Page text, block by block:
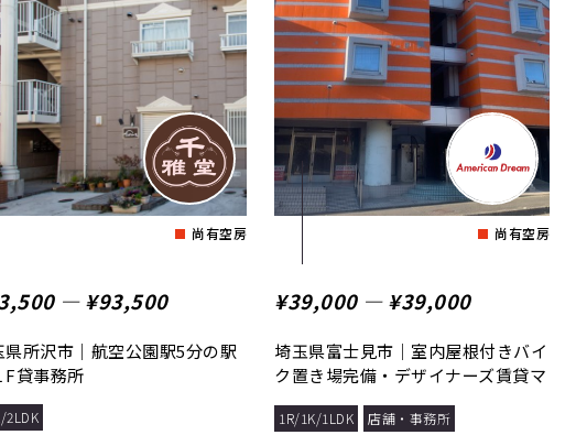
尚有空房
― ¥93,500
県所沢市｜航空公園駅5分の駅
F貸事務所
2LDK
尚有空房
¥39,000 ― ¥39,000
埼玉県富士見市｜室内屋根付きバイ
ク置き場完備・デザイナーズ賃貸マ
1R/1K/1LDK
店舗・事務所